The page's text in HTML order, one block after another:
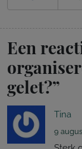
Een
gelet?”
Tina
9